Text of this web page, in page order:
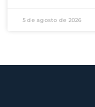
5 de agosto de 2026